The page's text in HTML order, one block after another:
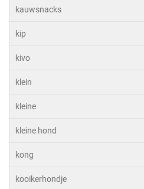
kauwsnacks
kip
kivo
klein
kleine
kleine hond
kong
kooikerhondje